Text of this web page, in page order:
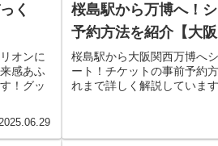
く
オンに
感あふ
！グッ
2025.06.29
桜島駅から万博へ！
予約方法を紹介【大阪
桜島駅から大阪関西万博へ
ート！チケットの事前予約
れまで詳しく解説しています